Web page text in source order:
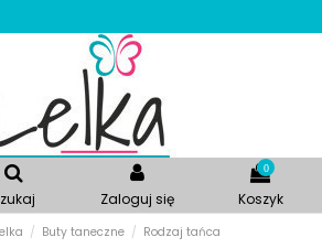
Zaloguj się
0
Koszyk
Buty taneczne Rodzaj tańca